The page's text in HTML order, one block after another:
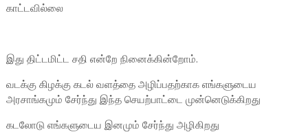
காட்டவில்லை
இது திட்டமிட்ட சதி என்றே நினைக்கின்றோம்.
வடக்கு கிழக்கு கடல் வளத்தை அழிப்பதற்காக எங்களுடைய
அரசாங்கமும் சேர்ந்து இந்த செயற்பாட்டை முன்னெடுக்கிறது
கடலோடு எங்களுடைய இனமும் சேர்ந்து அழிகிறது